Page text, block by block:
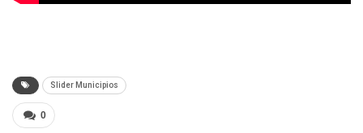
Slider Municipios
0